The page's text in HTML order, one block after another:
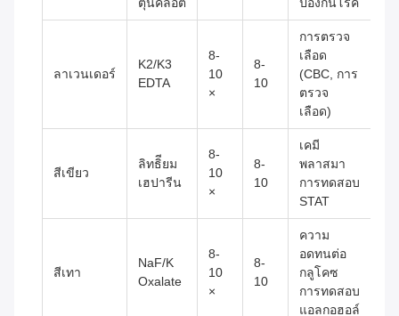
ตุ้นคล็อต ป้องกันโรค
ลาเวนเดอร์
K2/K3
EDTA
8-
10
×
8-
10
การตรวจ
เลือด
(CBC, การ
ตรวจ
เลือด)
สีเขียว
ลิทธิียม
เฮปารีน
8-
10
×
8-
10
เคมี
พลาสมา
การทดสอบ
STAT
สีเทา
NaF/K
Oxalate
8-
10
×
8-
10
ความ
อดทนต่อ
กลูโคซ
การทดสอบ
แอลกอฮอล์